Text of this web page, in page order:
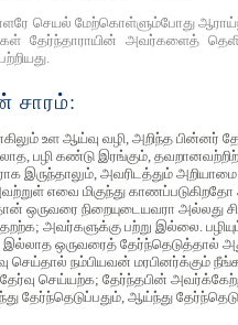
செயல் மேற்கொள்ளும்போது
தேர்ந்தாராயின் அவர்களைத்
சாரம்:
உள ஆய்வு வழி, அறிந்த பின்னர்
பழி கண்டு இரங்கும்,
இருந்தாலும், அவரிடத்தும்
எவை மிகுந்து
ஒருவரை நிறையுடையவரா அல்லது
அவர்களுக்கு பற்று இல்லை.
இல்லாத ஒருவரைத் தேர்ந்தெடுத்தால்
நம்பியவன் மரபினர்க்கும்
செய்யற்க; தேர்ந்தபின்
தேர்ந்தெடுப்பதும், ஆய்ந்து